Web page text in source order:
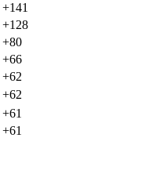
+141
+128
+80
+66
+62
+62
+61
+61